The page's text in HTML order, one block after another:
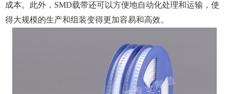
成本。此外，SMD载带还可以方便地自动化处理和运输，使
得大规模的生产和组装变得更加容易和高效。